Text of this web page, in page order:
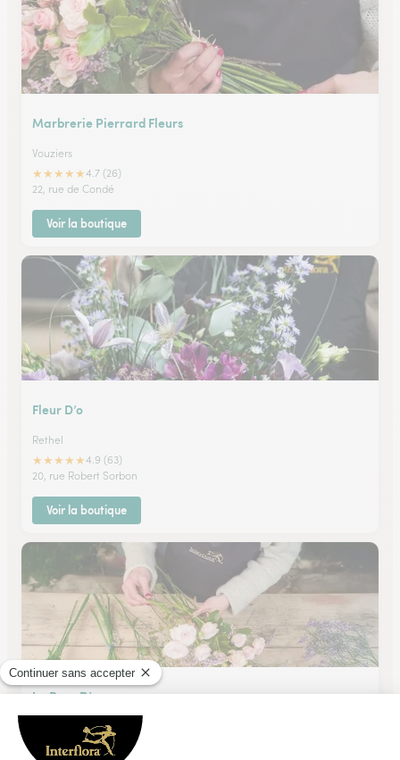
Marbrerie Pierrard Fleurs
Vouziers
★★★★★4.7 (26)
22, rue de Condé
Voir la boutique
Fleur D’o
Rethel
★★★★★4.9 (63)
20, rue Robert Sorbon
Voir la boutique
La Rose D’or
★★★★4.4 (41)